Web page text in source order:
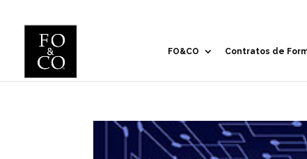
FO&CO Contratos de